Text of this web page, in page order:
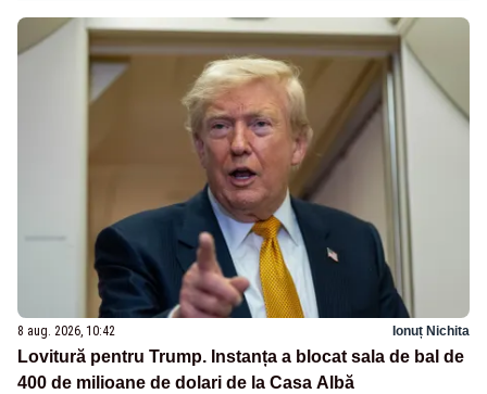
8 aug. 2026, 10:42 Ionuț Nichita
Lovitură pentru Trump. Instanța a blocat sala de bal de
400 de milioane de dolari de la Casa Albă